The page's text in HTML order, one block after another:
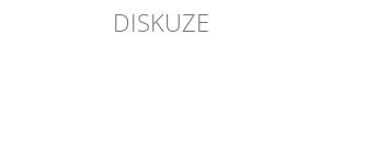
DISKUZE